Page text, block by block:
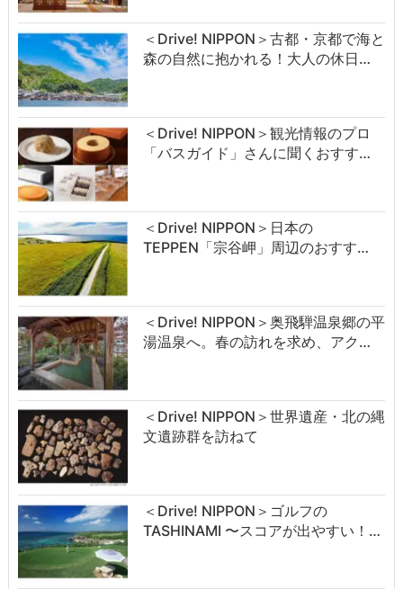
＜Drive! NIPPON＞古都・京都で海と
森の自然に抱かれる！大人の休日…
＜Drive! NIPPON＞観光情報のプロ
「バスガイド」さんに聞くおすす…
＜Drive! NIPPON＞日本の
TEPPEN「宗谷岬」周辺のおすす…
＜Drive! NIPPON＞奥飛騨温泉郷の平
湯温泉へ。春の訪れを求め、アク…
＜Drive! NIPPON＞世界遺産・北の縄
文遺跡群を訪ねて
＜Drive! NIPPON＞ゴルフの
TASHINAMI 〜スコアが出やすい！…